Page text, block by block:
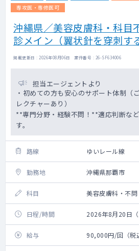
専攻医・専修医可
沖縄県／美容皮膚科・科目
診メイン（翼状針を穿刺す
掲載更新日 : 2026年08月06日 案件番号 : 26-SF634006
担当エージェントより
・初めての方も安心のサポート体制（
レクチャーあり）
**専門分野・経験不問！**適応判断な
す。
路線 ゆいレール線
勤務地 沖縄県那覇市
科目 美容皮膚科・不問
日程/時間 2026年8月20日
給与 90,000円/回（税